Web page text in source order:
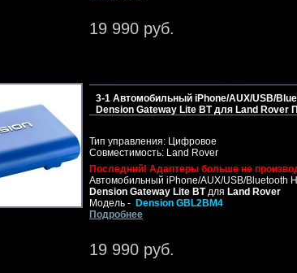
19 990 руб.
3-1 Автомобильный iPhone/AUX/USB/
Dension Gateway Lite BT для Land Rover
Тип управления: Цифровое
Совместимость: Land Rover
Последний! Адаптеры больше не
Автомобильный iPhone/AUX/USB/Bluetooth
Dension Gateway Lite BTдля Land Rover
Модель - Dension GBL2BM4
Подробнее
19 990 руб.